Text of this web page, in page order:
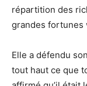
répartition des
grandes fortunes
Elle a défendu
tout haut ce que